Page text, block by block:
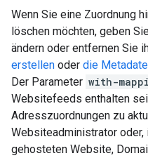
Wenn Sie eine Zuordnung
löschen möchten, geben
ändern oder entfernen Sie
erstellen oder die
Der Parameter with-
Websitefeeds enthalten
Adresszuordnungen zu
Websiteadministrator oder,
gehosteten Website,